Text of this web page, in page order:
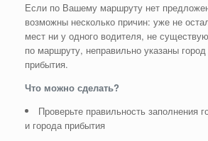
Если по Вашему маршруту нет
возможны несколько причин: уже не
мест ни у одного водителя, не
по маршруту, неправильно указаны
прибытия.
Что можно сделать?
Проверьте правильность заполнения
и города прибытия